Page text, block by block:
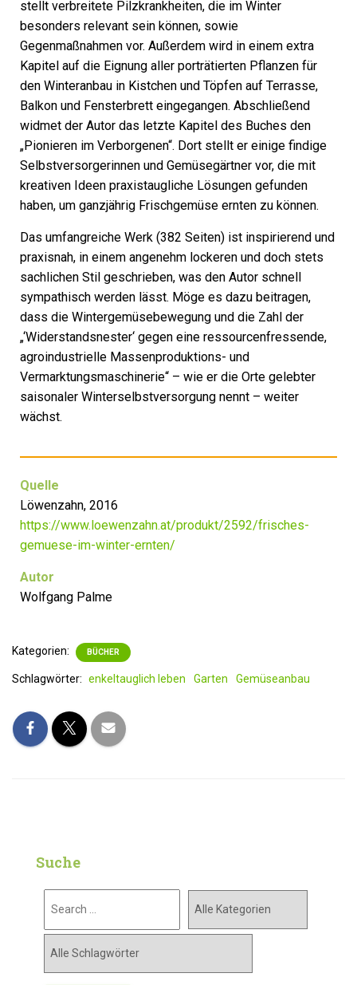
stellt verbreitete Pilzkrankheiten, die im Winter
besonders relevant sein können, sowie
Gegenmaßnahmen vor. Außerdem wird in einem extra
Kapitel auf die Eignung aller porträtierten Pflanzen für
den Winteranbau in Kistchen und Töpfen auf Terrasse,
Balkon und Fensterbrett eingegangen. Abschließend
widmet der Autor das letzte Kapitel des Buches den
„Pionieren im Verborgenen“. Dort stellt er einige findige
Selbstversorgerinnen und Gemüsegärtner vor, die mit
kreativen Ideen praxistaugliche Lösungen gefunden
haben, um ganzjährig Frischgemüse ernten zu können.
Das umfangreiche Werk (382 Seiten) ist inspirierend und
praxisnah, in einem angenehm lockeren und doch stets
sachlichen Stil geschrieben, was den Autor schnell
sympathisch werden lässt. Möge es dazu beitragen,
dass die Wintergemüsebewegung und die Zahl der
„‘Widerstandsnester‘ gegen eine ressourcenfressende,
agroindustrielle Massenproduktions- und
Vermarktungsmaschinerie“ – wie er die Orte gelebter
saisonaler Winterselbstversorgung nennt – weiter
wächst.
Quelle
Löwenzahn, 2016
https://www.loewenzahn.at/produkt/2592/frisches-
gemuese-im-winter-ernten/
Autor
Wolfgang Palme
Kategorien: BÜCHER
Schlagwörter: enkeltauglich leben Garten Gemüseanbau
Suche